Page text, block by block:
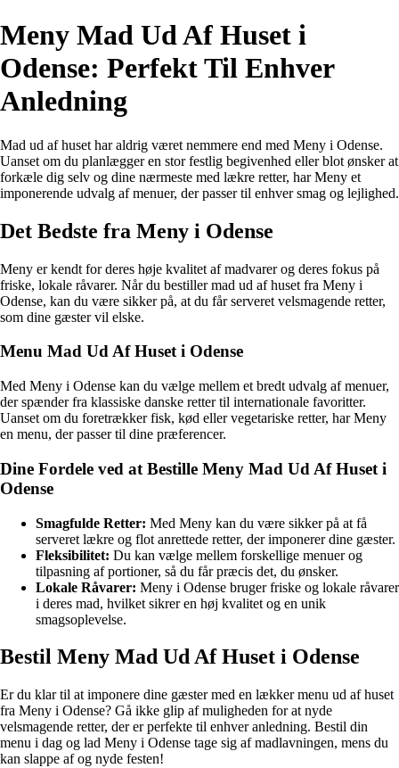
Meny Mad Ud Af Huset i
Odense: Perfekt Til Enhver
Anledning
Mad ud af huset har aldrig været nemmere end med Meny i Odense.
Uanset om du planlægger en stor festlig begivenhed eller blot ønsker at
forkæle dig selv og dine nærmeste med lækre retter, har Meny et
imponerende udvalg af menuer, der passer til enhver smag og lejlighed.
Det Bedste fra Meny i Odense
Meny er kendt for deres høje kvalitet af madvarer og deres fokus på
friske, lokale råvarer. Når du bestiller mad ud af huset fra Meny i
Odense, kan du være sikker på, at du får serveret velsmagende retter,
som dine gæster vil elske.
Menu Mad Ud Af Huset i Odense
Med Meny i Odense kan du vælge mellem et bredt udvalg af menuer,
der spænder fra klassiske danske retter til internationale favoritter.
Uanset om du foretrækker fisk, kød eller vegetariske retter, har Meny
en menu, der passer til dine præferencer.
Dine Fordele ved at Bestille Meny Mad Ud Af Huset i
Odense
Smagfulde Retter: Med Meny kan du være sikker på at få
serveret lækre og flot anrettede retter, der imponerer dine gæster.
Fleksibilitet: Du kan vælge mellem forskellige menuer og
tilpasning af portioner, så du får præcis det, du ønsker.
Lokale Råvarer: Meny i Odense bruger friske og lokale råvarer
i deres mad, hvilket sikrer en høj kvalitet og en unik
smagsoplevelse.
Bestil Meny Mad Ud Af Huset i Odense
Er du klar til at imponere dine gæster med en lækker menu ud af huset
fra Meny i Odense? Gå ikke glip af muligheden for at nyde
velsmagende retter, der er perfekte til enhver anledning. Bestil din
menu i dag og lad Meny i Odense tage sig af madlavningen, mens du
kan slappe af og nyde festen!